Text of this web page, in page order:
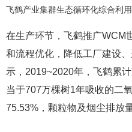
飞鹤产业集群生态循环化综合利
在生产环节，飞鹤推广WCM
和流程优化，降低工厂建设
示，2019~2020年，飞鹤累
当于707万棵树1年吸收的二
75.53%，颗粒物及烟尘排放